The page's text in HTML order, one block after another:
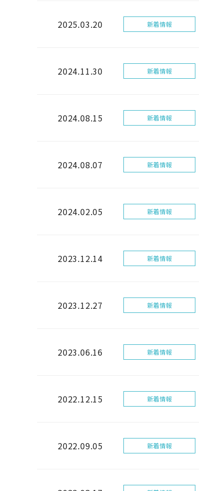
2025.03.20 新着情報
2024.11.30 新着情報
2024.08.15 新着情報
2024.08.07 新着情報
2024.02.05 新着情報
2023.12.14 新着情報
2023.12.27 新着情報
2023.06.16 新着情報
2022.12.15 新着情報
2022.09.05 新着情報